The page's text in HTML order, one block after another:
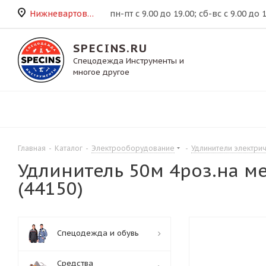
Нижневартовск пн-пт с 9.00 до 19.00; сб-вс с 9.00 до
SPECINS.RU
Спецодежда Инструменты и
многое другое
Главная - Каталог - Электрооборудование - Удлинители
Удлинитель 50м 4роз.на
(44150)
Спецодежда и обувь
Средства